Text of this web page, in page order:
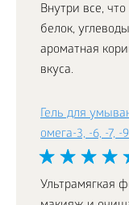
Внутри все,
белок,
ароматная
вкуса.
Гель для
омега-3, -6, -7, -9
Ультрамягкая